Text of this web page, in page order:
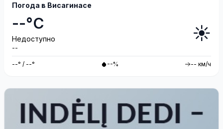
Погода в Висагинасе
--°C
Недоступно
--
☀️
--° / --° --% -- км/ч